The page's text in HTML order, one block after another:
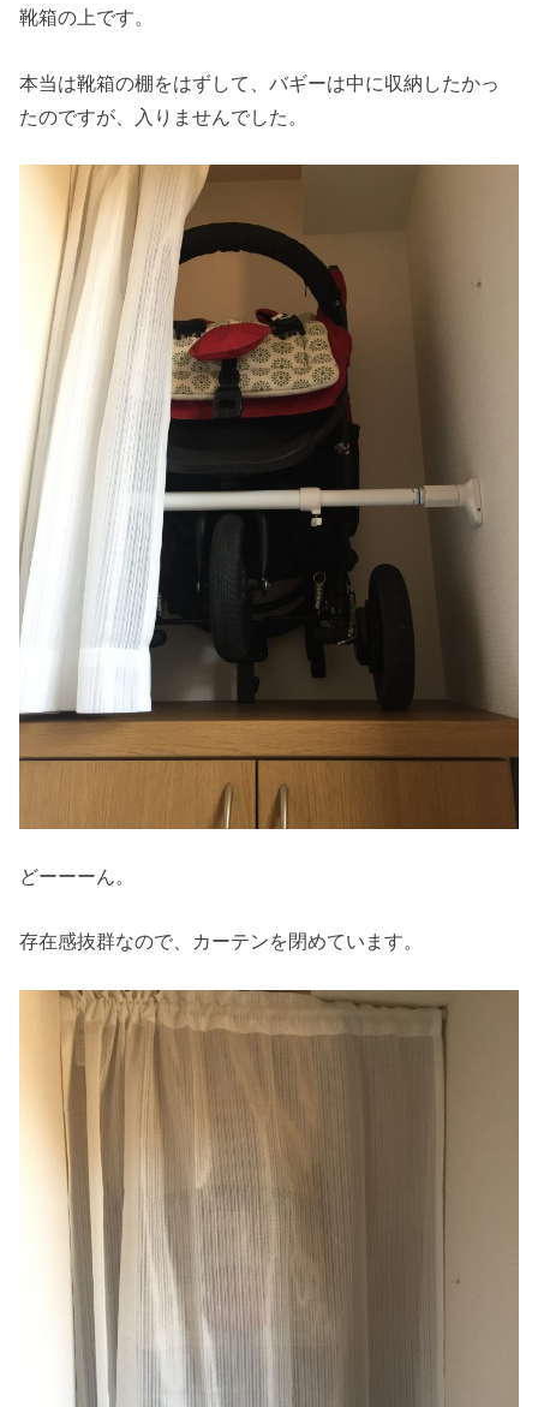
靴箱の上です。
本当は靴箱の棚をはずして、バギーは中に収納したかっ
たのですが、入りませんでした。
どーーーん。
存在感抜群なので、カーテンを閉めています。